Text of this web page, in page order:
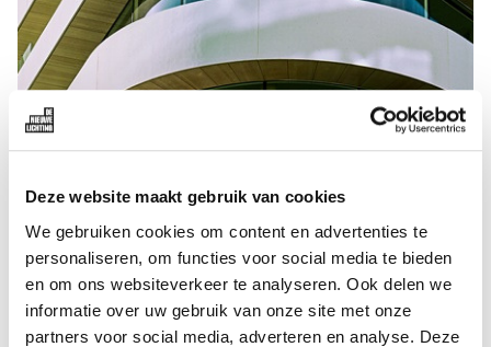
Deze website maakt gebruik van cookies
We gebruiken cookies om content en advertenties te
personaliseren, om functies voor social media te bieden
en om ons websiteverkeer te analyseren. Ook delen we
informatie over uw gebruik van onze site met onze
partners voor social media, adverteren en analyse. Deze